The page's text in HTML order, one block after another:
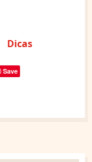
Dicas
Save